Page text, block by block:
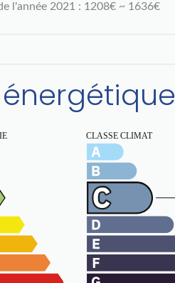
l'année 2021 : 1208€ ~ 1636€